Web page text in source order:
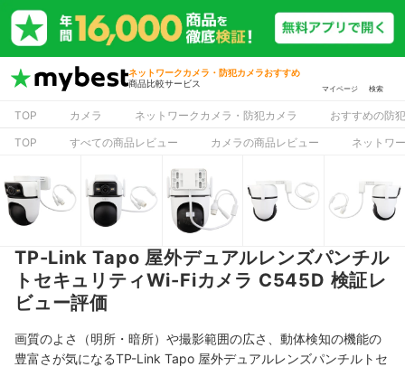
ネットワークカメラ・防犯カメラおすすめ
商品比較サービス
マイページ 検索
TOP カメラ ネットワークカメラ・防犯カメラ
おすすめの防
TOP
すべての商品レビュー カメラの商品レビュー ネットワ
TP-Link Tapo 屋外デュアルレンズパンチル
トセキュリティWi-Fiカメラ C545D 検証レ
ビュー評価
画質のよさ（明所・暗所）や撮影範囲の広さ、動体検知の機能の
豊富さが気になるTP-Link Tapo 屋外デュアルレンズパンチルトセ